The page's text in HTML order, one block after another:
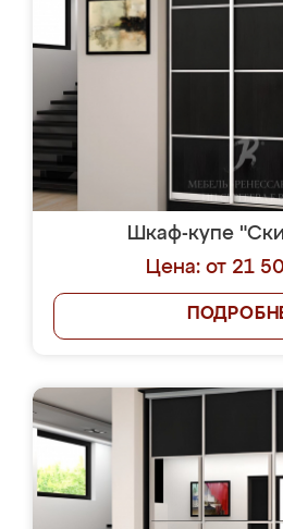
Шкаф-купе
Цена: от 21